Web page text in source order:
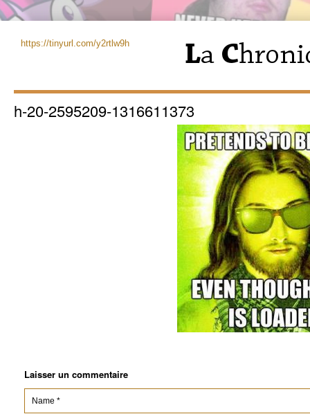
https://tinyurl.com/y2rtlw9h
h-20-2595209-1316611373
Laisser un commentaire